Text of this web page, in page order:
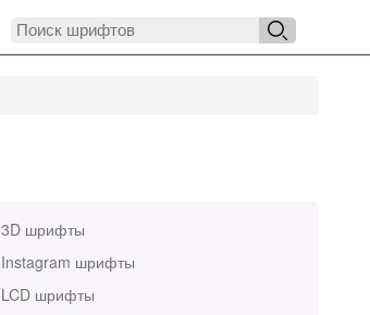
3D шрифты
Instagram шрифты
LCD шрифты